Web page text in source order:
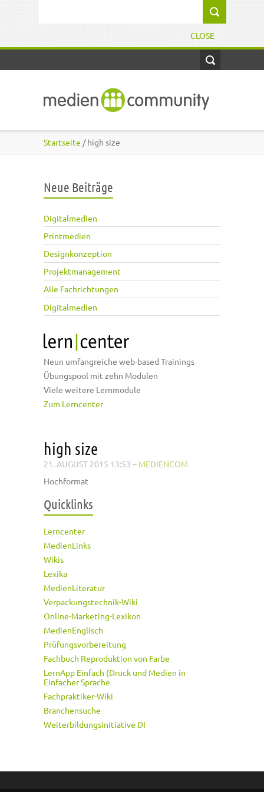
CLOSE
Startseite / high size
Neue Beiträge
Digitalmedien
Printmedien
Designkonzeption
Projektmanagement
Alle Fachrichtungen
Digitalmedien
Neun umfangreiche web-based Trainings
Übungspool mit zehn Modulen
Viele weitere Lernmodule
Zum Lerncenter
high size
21. AUGUST 2015 13:53 – MEDIENCOM
Hochformat
Quicklinks
Lerncenter
MedienLinks
Wikis
Lexika
MedienLiteratur
Verpackungstechnik-Wiki
Online-Marketing-Lexikon
MedienEnglisch
Prüfungsvorbereitung
Fachbuch Reproduktion von Farbe
LernApp Einfach (Druck und Medien in
Einfacher Sprache
Fachpraktiker-Wiki
Branchensuche
Weiterbildungsinitiative DI